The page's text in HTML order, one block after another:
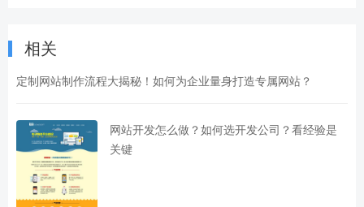
相关
定制网站制作流程大揭秘！如何为企业量身打造专属网站？
网站开发怎么做？如何选开发公司？看经验是
关键